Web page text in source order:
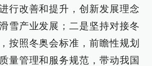
行改善和提升，创新发展理念
雪产业发展；二是坚持对接冬
按照冬奥会标准，前瞻性规划
量管理和服务规范，带动我国